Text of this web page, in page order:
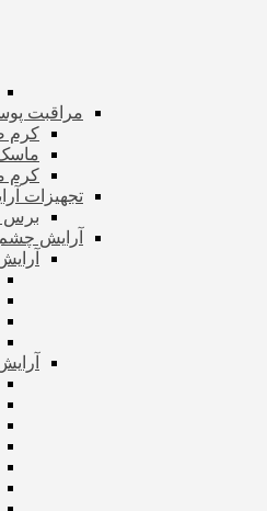
مراقبت
کرم
کرم
تجهیزات
برس
آرایش چشم